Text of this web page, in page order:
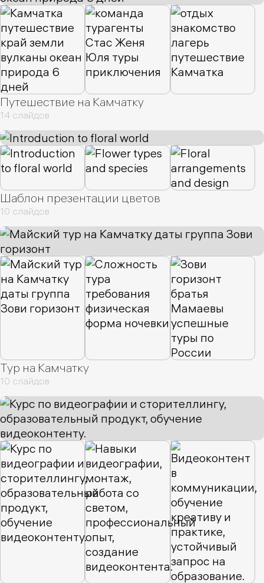
Путешествие на Камчатку
14 слайдов
Шаблон презентации цветов
10 слайдов
Тур на Камчатку
10 слайдов